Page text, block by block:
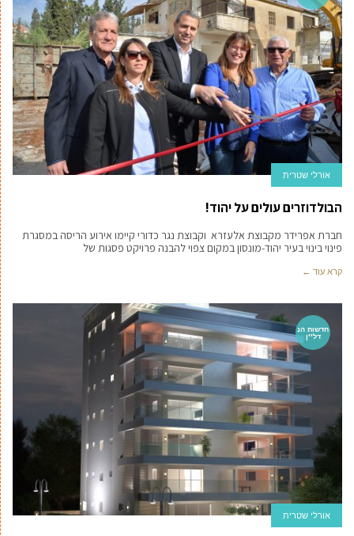
אורלי שטרית
הבולדוזרים עולים על יהוד!
חברת אפרידר מקבוצת אלעזרא וקבוצת נגר כדורי קיימו אירוע הריסה במסגרת
פינוי בינוי בעיר יהוד-מונסון במקום צפוי להבנה פרויקט פסגות של
קרא עוד ←
חדשות הנ
דל''ן
אורלי שטרית